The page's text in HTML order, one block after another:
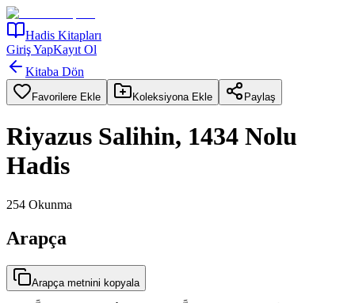
Hadis Kitapları
Giriş YapKayıt Ol
Kitaba Dön
Favorilere Ekle Koleksiyona Ekle Paylaş
Riyazus Salihin, 1434 Nolu
Hadis
254 Okunma
Arapça
Arapça metnini kopyala